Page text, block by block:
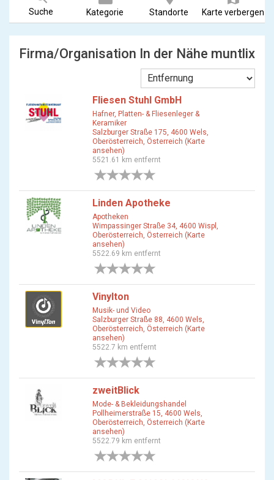
Suche Kategorie Standorte Karte verbergen
Firma/Organisation In der Nähe muntlix
Fliesen Stuhl GmbH
Hafner, Platten- & Fliesenleger &
Keramiker
Salzburger Straße 175, 4600 Wels,
Oberösterreich, Österreich (Karte
ansehen)
5521.61 km entfernt
Linden Apotheke
Apotheken
Wimpassinger Straße 34, 4600 Wispl,
Oberösterreich, Österreich (Karte
ansehen)
5522.69 km entfernt
Vinylton
Musik- und Video
Salzburger Straße 88, 4600 Wels,
Oberösterreich, Österreich (Karte
ansehen)
5522.7 km entfernt
zweitBlick
Mode- & Bekleidungshandel
Pollheimerstraße 15, 4600 Wels,
Oberösterreich, Österreich (Karte
ansehen)
5522.79 km entfernt